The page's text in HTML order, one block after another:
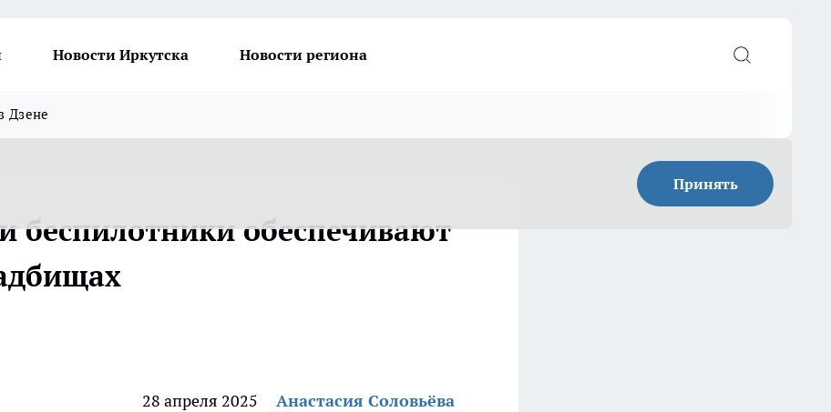
Новости Иркутска Новости региона
Дзене
Принять
беспилотники обеспечивают
28 апреля 2025 Анастасия Соловьёва